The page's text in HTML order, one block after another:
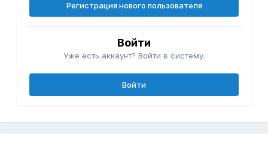
Регистрация нового пользователя
Войти
Уже есть аккаунт? Войти в систему.
Войти